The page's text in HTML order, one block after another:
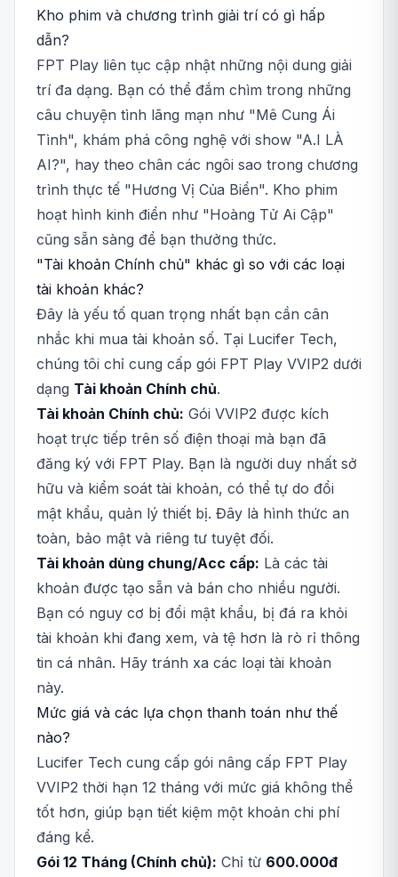
Kho phim và chương trình giải trí có gì hấp
dẫn?
FPT Play liên tục cập nhật những nội dung giải
trí đa dạng. Bạn có thể đắm chìm trong những
câu chuyện tình lãng mạn như "Mê Cung Ái
Tình", khám phá công nghệ với show "A.I LÀ
AI?", hay theo chân các ngôi sao trong chương
trình thực tế "Hương Vị Của Biển". Kho phim
hoạt hình kinh điển như "Hoàng Tử Ai Cập"
cũng sẵn sàng để bạn thưởng thức.
"Tài khoản Chính chủ" khác gì so với các loại
tài khoản khác?
Đây là yếu tố quan trọng nhất bạn cần cân
nhắc khi mua tài khoản số. Tại Lucifer Tech,
chúng tôi chỉ cung cấp gói FPT Play VVIP2 dưới
dạng Tài khoản Chính chủ.
Tài khoản Chính chủ: Gói VVIP2 được kích
hoạt trực tiếp trên số điện thoại mà bạn đã
đăng ký với FPT Play. Bạn là người duy nhất sở
hữu và kiểm soát tài khoản, có thể tự do đổi
mật khẩu, quản lý thiết bị. Đây là hình thức an
toàn, bảo mật và riêng tư tuyệt đối.
Tài khoản dùng chung/Acc cấp: Là các tài
khoản được tạo sẵn và bán cho nhiều người.
Bạn có nguy cơ bị đổi mật khẩu, bị đá ra khỏi
tài khoản khi đang xem, và tệ hơn là rò rỉ thông
tin cá nhân. Hãy tránh xa các loại tài khoản
này.
Mức giá và các lựa chọn thanh toán như thế
nào?
Lucifer Tech cung cấp gói nâng cấp FPT Play
VVIP2 thời hạn 12 tháng với mức giá không thể
tốt hơn, giúp bạn tiết kiệm một khoản chi phí
đáng kể.
Gói 12 Tháng (Chính chủ): Chỉ từ 600.000đ